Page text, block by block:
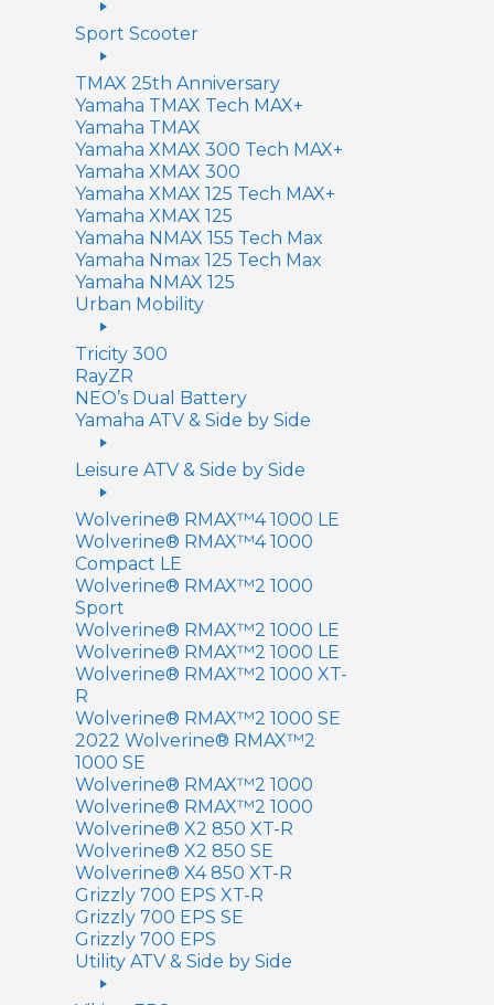
Sport Scooter
TMAX 25th Anniversary
Yamaha TMAX Tech MAX+
Yamaha TMAX
Yamaha XMAX 300 Tech MAX+
Yamaha XMAX 300
Yamaha XMAX 125 Tech MAX+
Yamaha XMAX 125
Yamaha NMAX 155 Tech Max
Yamaha Nmax 125 Tech Max
Yamaha NMAX 125
Urban Mobility
Tricity 300
RayZR
NEO’s Dual Battery
Yamaha ATV & Side by Side
Leisure ATV & Side by Side
Wolverine® RMAX™4 1000 LE
Wolverine® RMAX™4 1000
Compact LE
Wolverine® RMAX™2 1000
Sport
Wolverine® RMAX™2 1000 LE
Wolverine® RMAX™2 1000 LE
Wolverine® RMAX™2 1000 XT-
R
Wolverine® RMAX™2 1000 SE
2022 Wolverine® RMAX™2
1000 SE
Wolverine® RMAX™2 1000
Wolverine® RMAX™2 1000
Wolverine® X2 850 XT-R
Wolverine® X2 850 SE
Wolverine® X4 850 XT-R
Grizzly 700 EPS XT-R
Grizzly 700 EPS SE
Grizzly 700 EPS
Utility ATV & Side by Side